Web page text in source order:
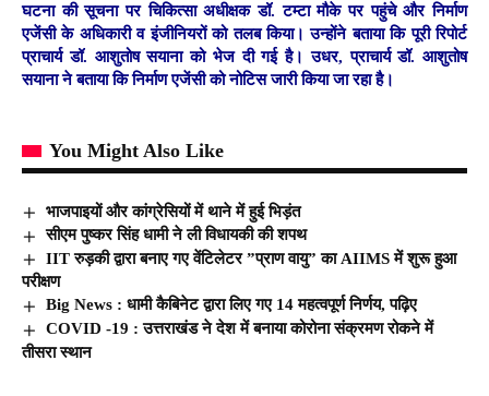
घटना की सूचना पर चिकित्सा अधीक्षक डॉ. टम्टा मौके पर पहुंचे और निर्माण
एजेंसी के अधिकारी व इंजीनियरों को तलब किया। उन्होंने बताया कि पूरी रिपोर्ट
प्राचार्य डॉ. आशुतोष सयाना को भेज दी गई है। उधर, प्राचार्य डॉ. आशुतोष
सयाना ने बताया कि निर्माण एजेंसी को नोटिस जारी किया जा रहा है।
You Might Also Like
भाजपाइयों और कांग्रेसियों में थाने में हुई भिड़ंत
सीएम पुष्कर सिंह धामी ने ली विधायकी की शपथ
IIT रुड़की द्वारा बनाए गए वेंटिलेटर ”प्राण वायु” का AIIMS में शुरू हुआ
परीक्षण
Big News : धामी कैबिनेट द्वारा लिए गए 14 महत्वपूर्ण निर्णय, पढ़िए
COVID -19 : उत्तराखंड ने देश में बनाया कोरोना संक्रमण रोकने में
तीसरा स्थान